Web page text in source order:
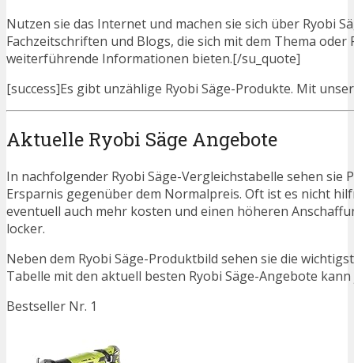
Nutzen sie das Internet und machen sie sich über Ryobi
Fachzeitschriften und Blogs, die sich mit dem Thema
weiterführende Informationen bieten.[/su_quote]
[success]Es gibt unzählige Ryobi Säge-Produkte. Mit
Aktuelle Ryobi Säge Angebote
In nachfolgender Ryobi Säge-Vergleichstabelle sehen
Ersparnis gegenüber dem Normalpreis. Oft ist es nicht
eventuell auch mehr kosten und einen höheren
locker.
Neben dem Ryobi Säge-Produktbild sehen sie die
Tabelle mit den aktuell besten Ryobi Säge-Angebote
Bestseller Nr. 1